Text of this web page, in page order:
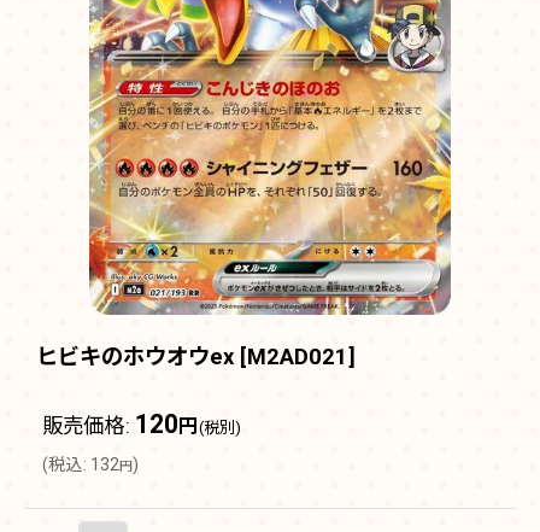
ヒビキのホウオウex [M2AD021]
販売価格: 120 円 (税別)
(税込: 132円 )